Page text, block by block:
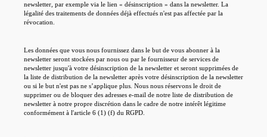
newsletter, par exemple via le lien « désinscription » dans la newsletter. La
légalité des traitements de données déjà effectués n'est pas affectée par la
révocation.
Les données que vous nous fournissez dans le but de vous abonner à la
newsletter seront stockées par nous ou par le fournisseur de services de
newsletter jusqu'à votre désinscription de la newsletter et seront supprimées de
la liste de distribution de la newsletter après votre désinscription de la newsletter
ou si le but n'est pas ne s’applique plus. Nous nous réservons le droit de
supprimer ou de bloquer des adresses e-mail de notre liste de distribution de
newsletter à notre propre discrétion dans le cadre de notre intérêt légitime
conformément à l'article 6 (1) (f) du RGPD.